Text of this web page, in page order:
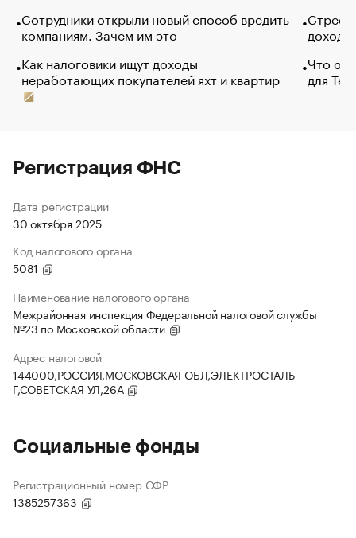
Сотрудники открыли новый способ вредить
компаниям. Зачем им это
Как налоговики ищут доходы
неработающих покупателей яхт и квартир
Что
для
Регистрация ФНС
Дата регистрации
30 октября 2025
Код налогового органа
5081
Наименование налогового органа
Межрайонная инспекция Федеральной налоговой службы
№23 по Московской области
Адрес налоговой
144000,РОССИЯ,МОСКОВСКАЯ ОБЛ,ЭЛЕКТРОСТАЛЬ
Г,СОВЕТСКАЯ УЛ,26А
Социальные фонды
Регистрационный номер СФР
1385257363